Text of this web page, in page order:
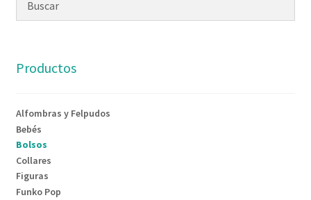
Productos
Alfombras y Felpudos
Bebés
Bolsos
Collares
Figuras
Funko Pop